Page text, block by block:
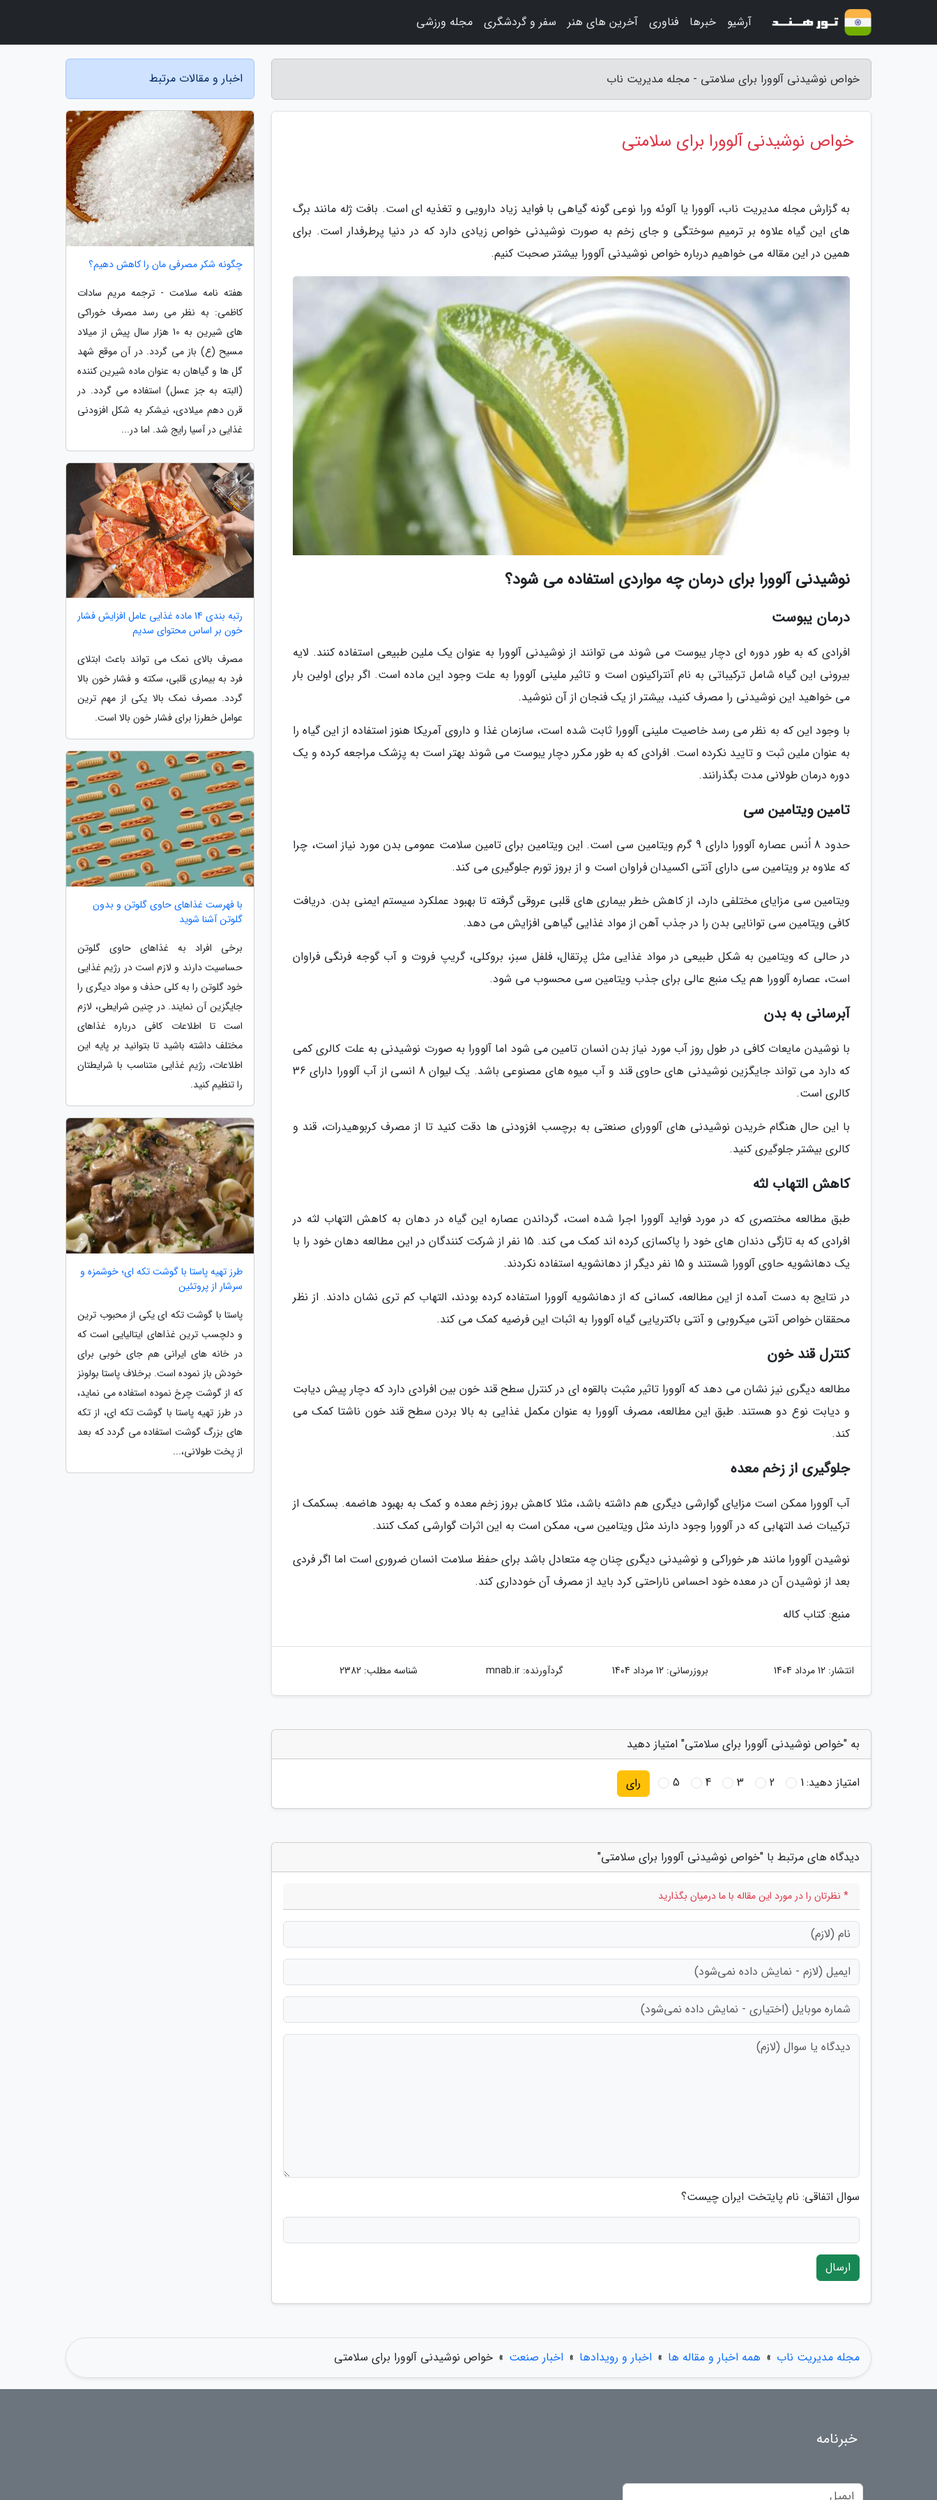
خواص نوشیدنی آلوورا برای سلامتی - مجله مدیریت ناب
خواص نوشیدنی آلوورا برای سلامتی
به گزارش مجله مدیریت ناب، آلوورا یا آلوئه ورا نوعی گونه گیاهی با فواید زیاد دارویی و تغذیه ای است. بافت ژله مانند برگ
های این گیاه علاوه بر ترمیم سوختگی و جای زخم به صورت نوشیدنی خواص زیادی دارد که در دنیا پرطرفدار است. برای
همین در این مقاله می خواهیم درباره خواص نوشیدنی آلوورا بیشتر صحبت کنیم.
نوشیدنی آلوورا برای درمان چه مواردی استفاده می شود؟
درمان یبوست
افرادی که به طور دوره ای دچار یبوست می شوند می توانند از نوشیدنی آلوورا به عنوان یک ملین طبیعی استفاده کنند. لایه
بیرونی این گیاه شامل ترکیباتی به نام آنتراکینون است و تاثیر ملینی آلوورا به علت وجود این ماده است. اگر برای اولین بار
می خواهید این نوشیدنی را مصرف کنید، بیشتر از یک فنجان از آن ننوشید.
با وجود این که به نظر می رسد خاصیت ملینی آلوورا ثابت شده است، سازمان غذا و داروی آمریکا هنوز استفاده از این گیاه را
به عنوان ملین ثبت و تایید نکرده است. افرادی که به طور مکرر دچار یبوست می شوند بهتر است به پزشک مراجعه کرده و یک
دوره درمان طولانی مدت بگذرانند.
تامین ویتامین سی
حدود 8 اُنس عصاره آلوورا دارای 9 گرم ویتامین سی است. این ویتامین برای تامین سلامت عمومی بدن مورد نیاز است، چرا
که علاوه بر ویتامین سی دارای آنتی اکسیدان فراوان است و از بروز تورم جلوگیری می کند.
ویتامین سی مزایای مختلفی دارد، از کاهش خطر بیماری های قلبی عروقی گرفته تا بهبود عملکرد سیستم ایمنی بدن. دریافت
کافی ویتامین سی توانایی بدن را در جذب آهن از مواد غذایی گیاهی افزایش می دهد.
در حالی که ویتامین به شکل طبیعی در مواد غذایی مثل پرتقال، فلفل سبز، بروکلی، گریپ فروت و آب گوجه فرنگی فراوان
است، عصاره آلوورا هم یک منبع عالی برای جذب ویتامین سی محسوب می شود.
آبرسانی به بدن
با نوشیدن مایعات کافی در طول روز آب مورد نیاز بدن انسان تامین می شود اما آلوورا به صورت نوشیدنی به علت کالری کمی
که دارد می تواند جایگزین نوشیدنی های حاوی قند و آب میوه های مصنوعی باشد. یک لیوان 8 انسی از آب آلوورا دارای 36
کالری است.
با این حال هنگام خریدن نوشیدنی های آلوورای صنعتی به برچسب افزودنی ها دقت کنید تا از مصرف کربوهیدرات، قند و
کالری بیشتر جلوگیری کنید.
کاهش التهاب لثه
طبق مطالعه مختصری که در مورد فواید آلوورا اجرا شده است، گرداندن عصاره این گیاه در دهان به کاهش التهاب لثه در
افرادی که به تازگی دندان های خود را پاکسازی کرده اند کمک می کند. 15 نفر از شرکت کنندگان در این مطالعه دهان خود را با
یک دهانشویه حاوی آلوورا شستند و 15 نفر دیگر از دهانشویه استفاده نکردند.
در نتایج به دست آمده از این مطالعه، کسانی که از دهانشویه آلوورا استفاده کرده بودند، التهاب کم تری نشان دادند. از نظر
محققان خواص آنتی میکروبی و آنتی باکتریایی گیاه آلوورا به اثبات این فرضیه کمک می کند.
کنترل قند خون
مطالعه دیگری نیز نشان می دهد که آلوورا تاثیر مثبت بالقوه ای در کنترل سطح قند خون بین افرادی دارد که دچار پیش دیابت
و دیابت نوع دو هستند. طبق این مطالعه، مصرف آلوورا به عنوان مکمل غذایی به بالا بردن سطح قند خون ناشتا کمک می
کند.
جلوگیری از زخم معده
آب آلوورا ممکن است مزایای گوارشی دیگری هم داشته باشد، مثلا کاهش بروز زخم معده و کمک به بهبود هاضمه. بسکمک از
ترکیبات ضد التهابی که در آلوورا وجود دارند مثل ویتامین سی، ممکن است به این اثرات گوارشی کمک کنند.
نوشیدن آلوورا مانند هر خوراکی و نوشیدنی دیگری چنان چه متعادل باشد برای حفظ سلامت انسان ضروری است اما اگر فردی
بعد از نوشیدن آن در معده خود احساس ناراحتی کرد باید از مصرف آن خودداری کند.
منبع: کتاب کاله
انتشار: 12 مرداد 1404 بروزرسانی: 12 مرداد 1404 گردآورنده:mnab.ir شناسه مطلب: 2382
به "خواص نوشیدنی آلوورا برای سلامتی" امتیاز دهید
امتیاز دهید:1
2
3
4
5 رای
دیدگاه های مرتبط با "خواص نوشیدنی آلوورا برای سلامتی"
* نظرتان را در مورد این مقاله با ما درمیان بگذارید
سوال اتفاقی: نام پایتخت ایران چیست؟
ارسال
اخبار و مقالات مرتبط
چگونه شکر مصرفی مان را کاهش دهیم؟
هفته نامه سلامت - ترجمه مریم سادات
کاظمی: به نظر می رسد مصرف خوراکی
های شیرین به 10 هزار سال پیش از میلاد
مسیح (ع) باز می گردد. در آن موقع شهد
گل ها و گیاهان به عنوان ماده شیرین کننده
(البته به جز عسل) استفاده می گردد. در
قرن دهم میلادی، نیشکر به شکل افزودنی
غذایی در آسیا رایج شد. اما در...
رتبه بندی 14 ماده غذایی عامل افزایش فشار
خون بر اساس محتوای سدیم
مصرف بالای نمک می تواند باعث ابتلای
فرد به بیماری قلبی، سکته و فشار خون بالا
گردد. مصرف نمک بالا یکی از مهم ترین
عوامل خطرزا برای فشار خون بالا است.
با فهرست غذاهای حاوی گلوتن و بدون
گلوتن آشنا شوید
برخی افراد به غذاهای حاوی گلوتن
حساسیت دارند و لازم است در رژیم غذایی
خود گلوتن را به کلی حذف و مواد دیگری را
جایگزین آن نمایند. در چنین شرایطی، لازم
است تا اطلاعات کافی درباره غذاهای
مختلف داشته باشید تا بتوانید بر پایه این
اطلاعات، رژیم غذایی متناسب با شرایطتان
را تنظیم کنید.
طرز تهیه پاستا با گوشت تکه ای؛ خوشمزه و
سرشار از پروتئین
پاستا با گوشت تکه ای یکی از محبوب ترین
و دلچسب ترین غذاهای ایتالیایی است که
در خانه های ایرانی هم جای خوبی برای
خودش باز نموده است. برخلاف پاستا بولونز
که از گوشت چرخ نموده استفاده می نماید،
در طرز تهیه پاستا با گوشت تکه ای، از تکه
های بزرگ گوشت استفاده می گردد که بعد
از پخت طولانی،...
مجله مدیریت ناب » همه اخبار و مقاله ها » اخبار و رویدادها » اخبار صنعت » خواص نوشیدنی آلوورا برای سلامتی
آرشیو خبرها فناوری آخرین های هنر سفر و گردشگری مجله ورزشی
خبرنامه